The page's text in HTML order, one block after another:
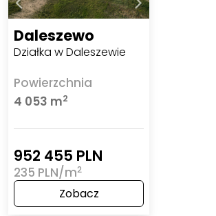
Daleszewo
Działka w Daleszewie
Powierzchnia
4 053 m2
952 455 PLN
235 PLN/m2
Zobacz